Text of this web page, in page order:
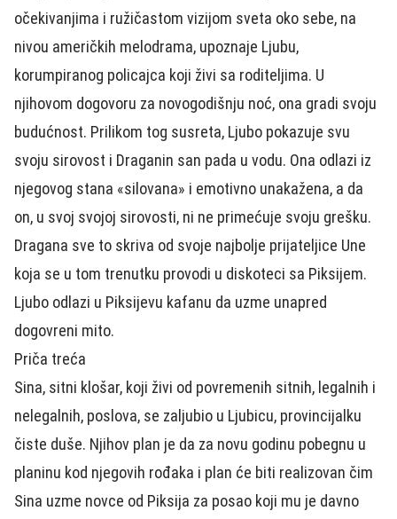
očekivanjima i ružičastom vizijom sveta oko sebe, na
nivou američkih melodrama, upoznaje Ljubu,
korumpiranog policajca koji živi sa roditeljima. U
njihovom dogovoru za novogodišnju noć, ona gradi svoju
budućnost. Prilikom tog susreta, Ljubo pokazuje svu
svoju sirovost i Draganin san pada u vodu. Ona odlazi iz
njegovog stana «silovana» i emotivno unakažena, a da
on, u svoj svojoj sirovosti, ni ne primećuje svoju grešku.
Dragana sve to skriva od svoje najbolje prijateljice Une
koja se u tom trenutku provodi u diskoteci sa Piksijem.
Ljubo odlazi u Piksijevu kafanu da uzme unapred
dogovreni mito.
Priča treća
Sina, sitni klošar, koji živi od povremenih sitnih, legalnih i
nelegalnih, poslova, se zaljubio u Ljubicu, provincijalku
čiste duše. Njihov plan je da za novu godinu pobegnu u
planinu kod njegovih rođaka i plan će biti realizovan čim
Sina uzme novce od Piksija za posao koji mu je davno